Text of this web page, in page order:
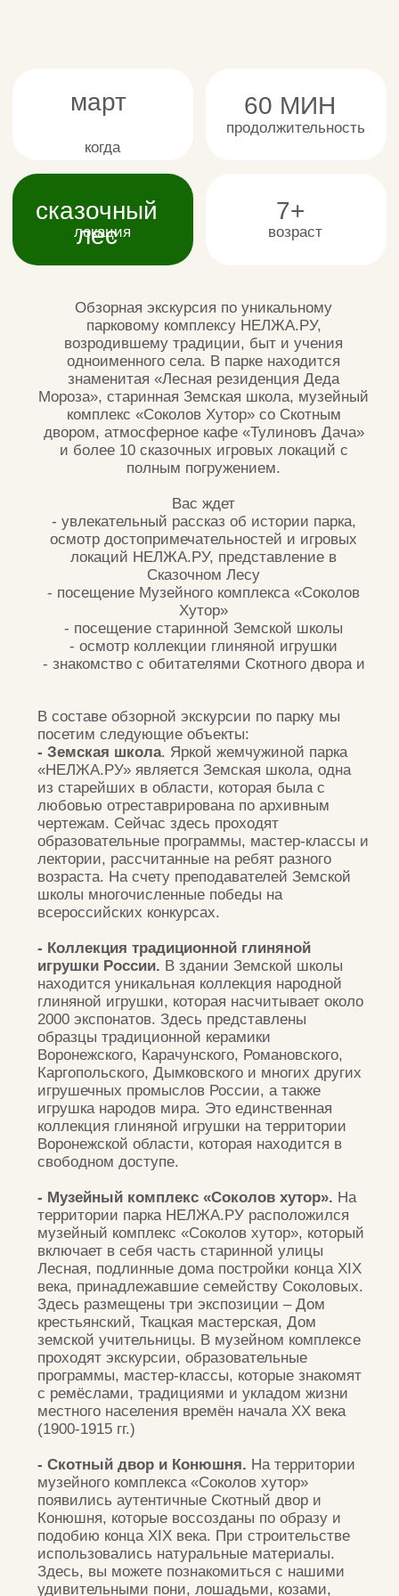
полным погружением.
- увлекательный рассказ об истории парка,
осмотр достопримечательностей и игровых
Сказочном Лесу
- посещение Музейного комплекса «Соколов
Хутор»
- посещение старинной Земской школы
- осмотр коллекции глиняной игрушки
- знакомство с обитателями Скотного двора и
- Земская школа. Яркой жемчужиной парка
«НЕЛЖА.РУ» является Земская школа, одна
из старейших в области, которая была с
любовью отреставрирована по архивным
чертежам. Сейчас здесь проходят
образовательные программы, мастер-классы и
лектории, рассчитанные на ребят разного
возраста. На счету преподавателей Земской
школы многочисленные победы на
всероссийских конкурсах.
- Коллекция традиционной глиняной
В здании Земской школы
находится уникальная коллекция народной
2000 экспонатов. Здесь представлены
образцы традиционной керамики
Воронежского, Карачунского, Романовского,
Каргопольского, Дымковского и многих других
игрушечных промыслов России, а также
игрушка народов мира. Это единственная
коллекция глиняной игрушки на территории
Воронежской области, которая находится в
свободном доступе.
- Музейный комплекс «Соколов хутор».На
территории парка НЕЛЖА.РУ расположился
музейный комплекс «Соколов хутор», который
включает в себя часть старинной улицы
крестьянский, Ткацкая мастерская, Дом
земской учительницы. В музейном комплексе
проходят экскурсии, образовательные
программы, мастер-классы, которые знакомят
с ремёслами, традициями и укладом жизни
местного населения времён начала ХХ века
(1900-1915 гг.)
- Скотный двор и Конюшня. На территории
музейного комплекса «Соколов хутор»
появились аутентичные Скотный двор и
Конюшня, которые воссозданы по образу и
подобию конца XIX века. При строительстве
использовались натуральные материалы.
Здесь, вы можете познакомиться с нашими
удивительными пони, лошадьми, козами,
козлятами, курами, петухами, а также
- Сказочный лес. Во время путешествия по
парку НЕЛЖА.РУ зайдем в гости к нелженской
Бабе Яге, в ее владения - Сказочный лес. В
каком расположении духа будет она в этот
день? Никто не сможет ответить на этот
вопрос, даже сама бабушка. Но мы точно
знаем, что она непременно расскажет свои
невероятные истории, загадает хитрые
загадки, а возможно, даже станцует вместе с
гостями. СБ-ВС в 13:00
купить
билет
ДЕНЬ
РОЖДЕНИЯ
В ПАРКЕ
ВЫПУСКНЫЕ АФИША
ОСОБО
ВАЖНОЕ
ЗАДАНИЕ